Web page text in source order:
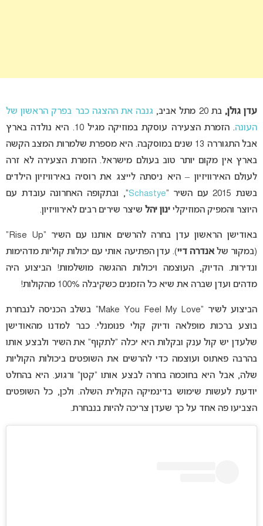
עדן גולן, בת 20 מתל אביב,
גנבה את ההצגה כבר בפרק הראשון של
העונה
. הזמרת הצעירה עוסקת במוזיקה מגיל 10. היא נולדה בארץ
אבל התגוררה 13 שנים במוסקבה. היא מספרת שלמרות המצב הקשה
בארץ אין מקום יותר טוב בעולם מישראל. הזמרת הצעירה לא זרה
לעולם האירוויזיון – היא ניסתה לייצג את רוסיה באירוויזיון הילדים
בשנת 2015 עם השיר “
Schastye“, ובתקופה האחרונה עובדת עם
היוצר והמפיק המוזיקלי ינון יהלשיצר שירים רבים לאירוויזיון.
באודישן הראשון עדן בחרה להרשים אותנו עם השיר “Rise Up”
(במקור של אנדרה דיי). עדן הפתיעה אותי עם יכולות קוליות מדהימות
ונדירות. הדיוק, העוצמה ויכולות ההגשה מושלמות! הביצוע היה
מדהים ועדן שברה את שיא כל הזמנים כשקיבלה 100% מהקולות!
הביצוע לשיר “Make You Feel My Love” בשלב הכניסה לנבחרת
בוצע ברכות מופלאה ודיוק קולי פנומנלי. כבר למדנו מהאודישן
שלעדן יש קול ענק ובקלות היא יכלה “לתקוף” את השיר ולבצע אותו
בהרבה פאתוס ועוצמה כדי להרשים את השופטים ביכולות הקוליות
שלה, אבל היא בחוכמה בחרה לבצע אותו “קטן” ורגוע. היא בהחלט
יודעת לעשות שימוש בדינמיקה הקולית השלה. ולכן, כל השופטים
הצביעו פה אחד על כך שעדן צריכה להיות בנבחרת.